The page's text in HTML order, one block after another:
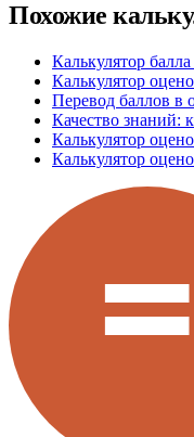
Похожие
Калькулятор балла
Калькулятор
Перевод баллов в
Качество знаний:
Калькулятор
Калькулятор